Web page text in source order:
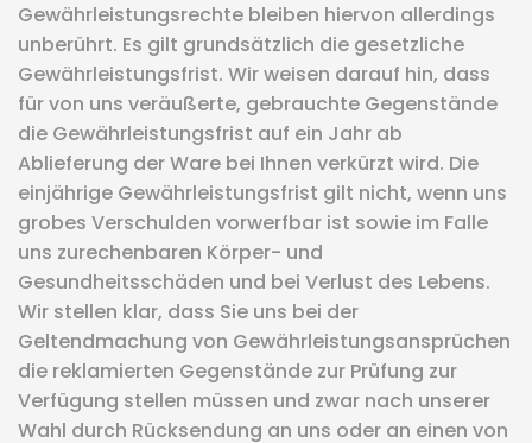
Gewährleistungsrechte bleiben hiervon allerdings
unberührt. Es gilt grundsätzlich die gesetzliche
Gewährleistungsfrist. Wir weisen darauf hin, dass
für von uns veräußerte, gebrauchte Gegenstände
die Gewährleistungsfrist auf ein Jahr ab
Ablieferung der Ware bei Ihnen verkürzt wird. Die
einjährige Gewährleistungsfrist gilt nicht, wenn uns
grobes Verschulden vorwerfbar ist sowie im Falle
uns zurechenbaren Körper- und
Gesundheitsschäden und bei Verlust des Lebens.
Wir stellen klar, dass Sie uns bei der
Geltendmachung von Gewährleistungsansprüchen
die reklamierten Gegenstände zur Prüfung zur
Verfügung stellen müssen und zwar nach unserer
Wahl durch Rücksendung an uns oder an einen von